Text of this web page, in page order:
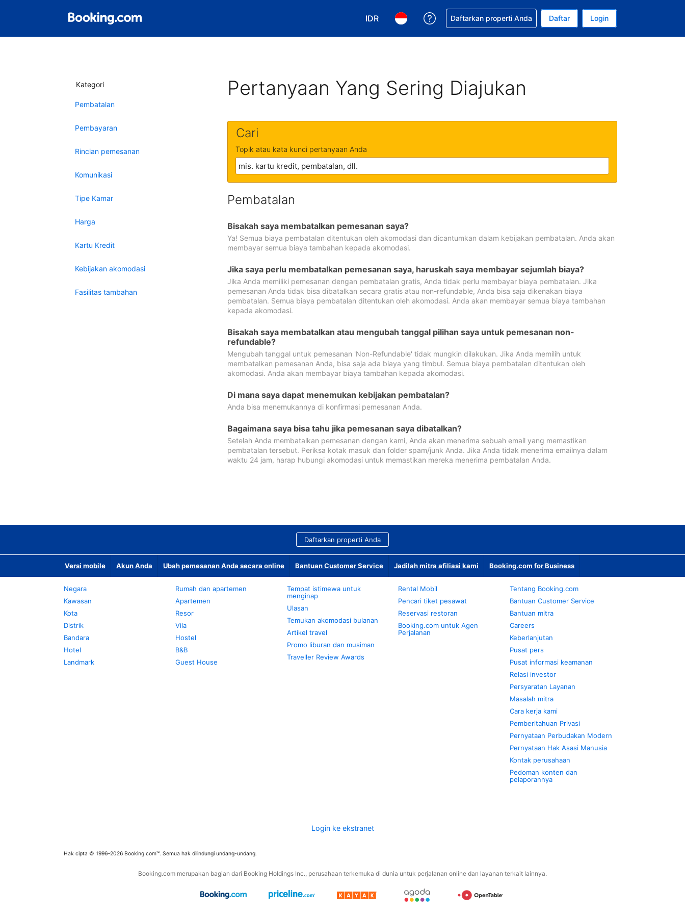
IDR
Pilih mata uang Anda. Mata uang Anda saat ini adalah Rupiah Indonesia
Pilih bahasa Anda. Bahasa Anda saat ini adalah Bahasa Indonesia
Dapatkan bantuan untuk pemesanan Anda
Daftarkan properti Anda Daftar Login
Kategori
Pembatalan
Pembayaran
Rincian pemesanan
Komunikasi
Tipe Kamar
Harga
Kartu Kredit
Kebijakan akomodasi
Fasilitas tambahan
Pertanyaan Yang Sering Diajukan
Cari
Topik atau kata kunci pertanyaan Anda
Pembatalan
Bisakah saya membatalkan pemesanan saya?
Ya! Semua biaya pembatalan ditentukan oleh akomodasi dan dicantumkan dalam kebijakan pembatalan. Anda akan
membayar semua biaya tambahan kepada akomodasi.
Jika saya perlu membatalkan pemesanan saya, haruskah saya membayar sejumlah biaya?
Jika Anda memiliki pemesanan dengan pembatalan gratis, Anda tidak perlu membayar biaya pembatalan. Jika
pemesanan Anda tidak bisa dibatalkan secara gratis atau non-refundable, Anda bisa saja dikenakan biaya
pembatalan. Semua biaya pembatalan ditentukan oleh akomodasi. Anda akan membayar semua biaya tambahan
kepada akomodasi.
Bisakah saya membatalkan atau mengubah tanggal pilihan saya untuk pemesanan non-
refundable?
Mengubah tanggal untuk pemesanan 'Non-Refundable' tidak mungkin dilakukan. Jika Anda memilih untuk
membatalkan pemesanan Anda, bisa saja ada biaya yang timbul. Semua biaya pembatalan ditentukan oleh
akomodasi. Anda akan membayar biaya tambahan kepada akomodasi.
Di mana saya dapat menemukan kebijakan pembatalan?
Anda bisa menemukannya di konfirmasi pemesanan Anda.
Bagaimana saya bisa tahu jika pemesanan saya dibatalkan?
Setelah Anda membatalkan pemesanan dengan kami, Anda akan menerima sebuah email yang memastikan
pembatalan tersebut. Periksa kotak masuk dan folder spam/junk Anda. Jika Anda tidak menerima emailnya dalam
waktu 24 jam, harap hubungi akomodasi untuk memastikan mereka menerima pembatalan Anda.
Daftarkan properti Anda
Versi mobile Akun Anda Ubah pemesanan Anda secara online Bantuan Customer Service Jadilah mitra afiliasi kami Booking.com for Business
Negara
Kawasan
Kota
Distrik
Bandara
Hotel
Landmark
Rumah dan apartemen
Apartemen
Resor
Vila
Hostel
B&B
Guest House
Tempat istimewa untuk
menginap
Ulasan
Temukan akomodasi bulanan
Artikel travel
Promo liburan dan musiman
Traveller Review Awards
Rental Mobil
Pencari tiket pesawat
Reservasi restoran
Booking.com untuk Agen
Perjalanan
Tentang Booking.com
Bantuan Customer Service
Bantuan mitra
Careers
Keberlanjutan
Pusat pers
Pusat informasi keamanan
Relasi investor
Persyaratan Layanan
Masalah mitra
Cara kerja kami
Pemberitahuan Privasi
Pernyataan Perbudakan Modern
Pernyataan Hak Asasi Manusia
Kontak perusahaan
Pedoman konten dan
pelaporannya
Login ke ekstranet
Hak cipta © 1996–2026 Booking.com™. Semua hak dilindungi undang-undang.
Booking.com merupakan bagian dari Booking Holdings Inc., perusahaan terkemuka di dunia untuk perjalanan online dan layanan terkait lainnya.